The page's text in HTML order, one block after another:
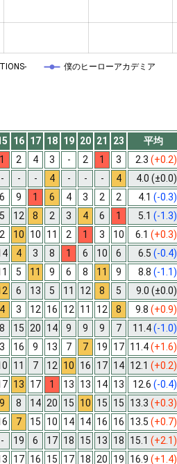
僕のヒーローアカデミア
16 17 18 19 20 21 23
平均
1 2 4 3 - 2 1 3 2.3 (+0.2)
- - - 4 - - - 4 4.0 (±0.0)
6 9 1 6 4 3 2 2 4.1 (-0.3)
5 12 8 2 3 4 6 1 5.1 (-1.3)
2 10 10 11 2 1 3 10 6.1 (+0.3)
4 3 8 1 6 10 6 6.5 (-0.4)
5 11 9 6 8 11 9 8.8 (-1.1)
6 13 5 11 12 8 5 9.0 (±0.0)
4 3 12 16 12 11 12 8 9.8 (+0.9)
8 15 20 14 9 9 9 7 11.4(-1.0)
3 16 9 13 7 7 19 17 11.4(+1.6)
11 7 12 10 16 17 14 12.1 (+0.2)
13 17 1 13 13 14 13 12.6 (-0.4)
9 8 14 20 15 10 15 15 13.3 (+0.3)
7 15 10 14 14 16 16 13.5 (+0.7)
- 19 6 17 18 15 13 18 15.1 (+2.1)
17 16 15 17 18 20 19 16.9 (+1.4)